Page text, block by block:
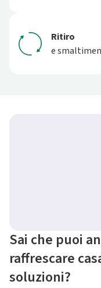
Ritiro
e
Sai che puoi
raffrescare
soluzioni?